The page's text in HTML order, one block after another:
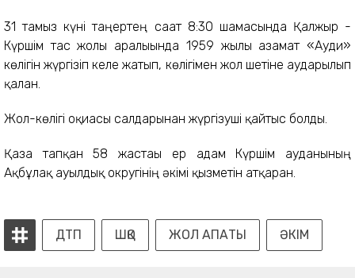
31 тамыз күні таңертең сағат 8:30 шамасында Қалжыр -
Күршім тас жолы аралығында 1959 жылғы азамат «Ауди»
көлігін жүргізіп келе жатып, көлігімен жол шетіне аударылып
қалған.
Жол-көлігі оқиғасы салдарынан жүргізуші қайтыс болды.
Қаза тапқан 58 жастағы ер адам Күршім ауданының
Ақбұлақ ауылдық округінің әкімі қызметін атқарған.
ДТП ШҚО ЖОЛ АПАТЫ ӘКІМ